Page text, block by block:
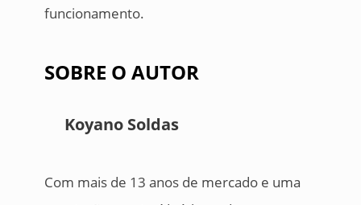
funcionamento.
SOBRE O AUTOR
Koyano Soldas
Com mais de 13 anos de mercado e uma